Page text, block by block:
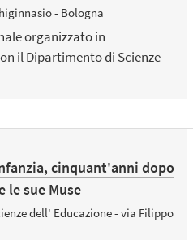
- Bologna
organizzato in
il Dipartimento di Scienze
cinquant'anni dopo
le sue Muse
dell' Educazione - via Filippo